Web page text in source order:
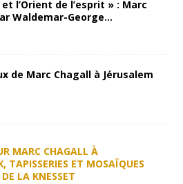
l’Orient de l’esprit » : Marc
Waldemar-George…
de Marc Chagall à Jérusalem
MARC CHAGALL À
TAPISSERIES ET MOSAÏQUES
LA KNESSET